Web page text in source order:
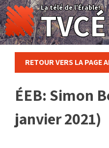
Skip
to
content
La télé de l'Érable!
TVCÉ
RETOUR VERS LA PAGE
ÉEB: Simon
janvier 2021)